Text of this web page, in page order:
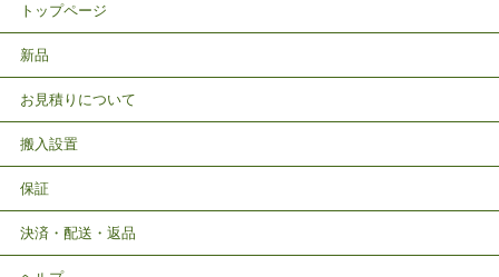
トップページ
新品
お見積りについて
搬入設置
保証
決済・配送・返品